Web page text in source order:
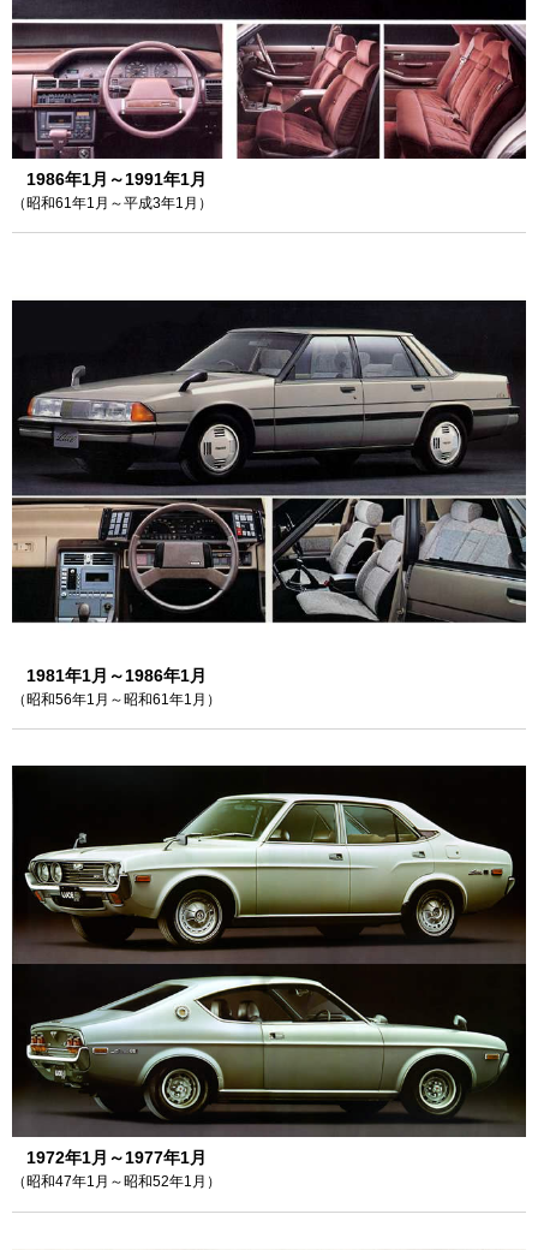
1986年1月～1991年1月
（昭和61年1月～平成3年1月）
1981年1月～1986年1月
（昭和56年1月～昭和61年1月）
1972年1月～1977年1月
（昭和47年1月～昭和52年1月）